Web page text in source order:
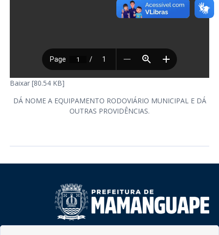
Baixar [80.54 KB]
DÁ NOME A EQUIPAMENTO RODOVIÁRIO MUNICIPAL E DÁ
OUTRAS PROVIDÊNCIAS.